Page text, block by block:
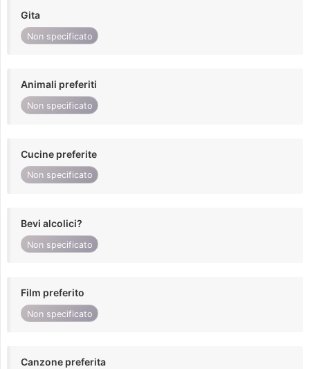
Gita
Non specificato
Animali preferiti
Non specificato
Cucine preferite
Non specificato
Bevi alcolici?
Non specificato
Film preferito
Non specificato
Canzone preferita